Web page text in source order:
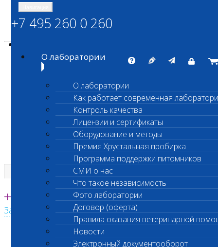
ШАНС БИО
Независимая ветеринарная лаборатория
Единая круглосуточная справочная
+7 495 260 0 260
Заказать звонок с сайта
+7 495 260 0 260
О лаборатории
О лаборатории
Как работает современная
Контроль качества
Лицензии и сертификаты
Оборудование и методы
Премия Хрустальная пробирка
Программа поддержки питомников
СМИ о нас
Что такое независимость
Фото лаборатории
Договор (оферта)
Правила оказания ветеринарной
Новости
Электронный документооборот
Главная страница